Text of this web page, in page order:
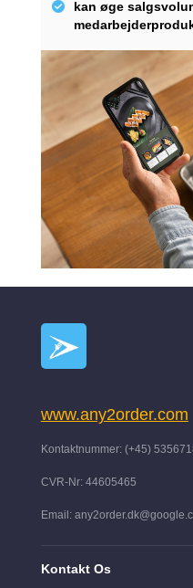
kan øge
www.any2order.com
Kontaktnummer: (+45)
CVR-Nr: 44605465
Email:
Kontakt Os